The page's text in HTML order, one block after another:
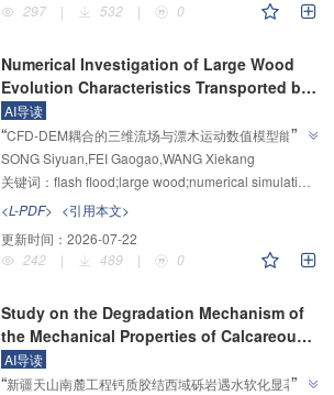
297
| 532 | 0
Numerical Investigation of Large Wood
Evolution Characteristics Transported by
Flash Floods
AI导读
“CFD-DEM耦合的三维流场与漂木运动数值模型能模
拟漂木三维输移与堆积行为，将其与水槽试验对比，可
支持后续山洪输移漂木的演进特征研究，为解决山区河
流漂木灾害预测问题提供了新方案。
”
SONG Siyuan,FEI Gaogao,WANG Xiekang
关键词： flash flood;large wood;numerical simulation;three-dimensional numerical model;large wood accumulation
<L-PDF> <引用本文>
更新时间： 2026-07-22
242
| 489 | 0
Study on the Degradation Mechanism of
the Mechanical Properties of Calcareous
Cemented Xiyu Conglomerate Inundated
with Water
AI导读
“新疆天山南麓工程钙质胶结西域砾岩遇水软化显著，
”